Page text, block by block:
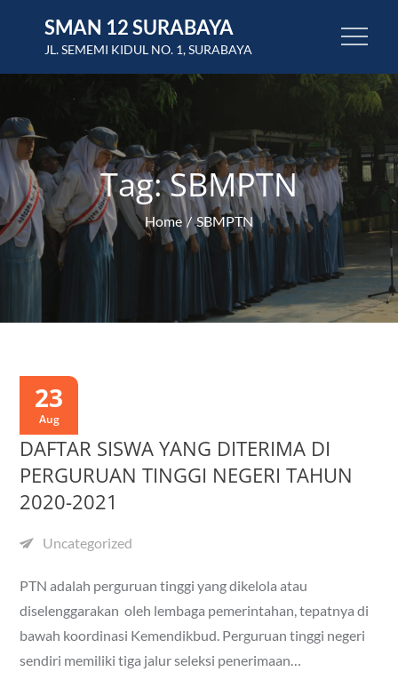
SMAN 12 SURABAYA
JL. SEMEMI KIDUL NO. 1, SURABAYA
Tag:SBMPTN
Home SBMPTN
23
Aug
DAFTAR SISWA YANG DITERIMA DI
PERGURUAN TINGGI NEGERI TAHUN
2020-2021
Uncategorized
PTN adalah perguruan tinggi yang dikelola atau
diselenggarakan oleh lembaga pemerintahan, tepatnya di
bawah koordinasi Kemendikbud. Perguruan tinggi negeri
sendiri memiliki tiga jalur seleksi penerimaan…